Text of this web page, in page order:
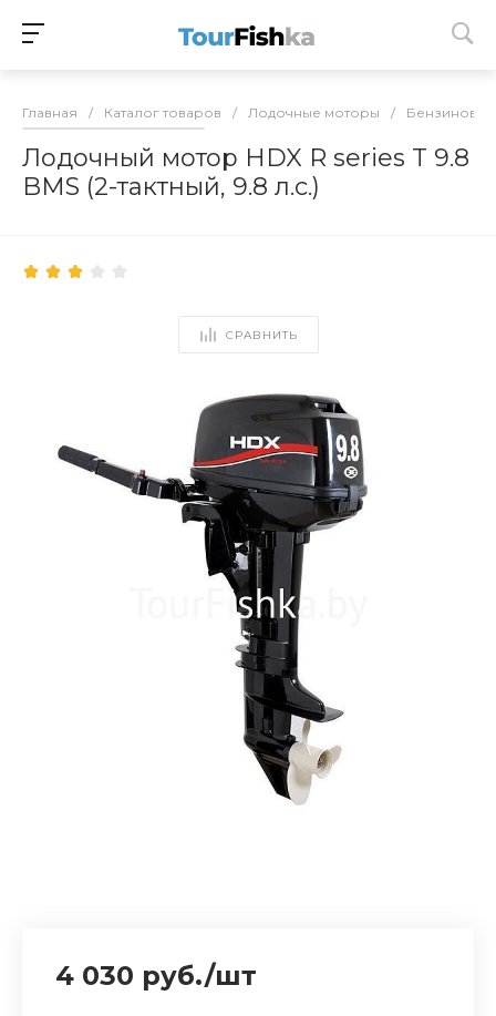
Главная / Каталог товаров / Лодочные моторы /
Лодочный мотор HDX R series T 9.8
BMS (2-тактный, 9.8 л.с.)
СРАВНИТЬ
4 030 руб./шт